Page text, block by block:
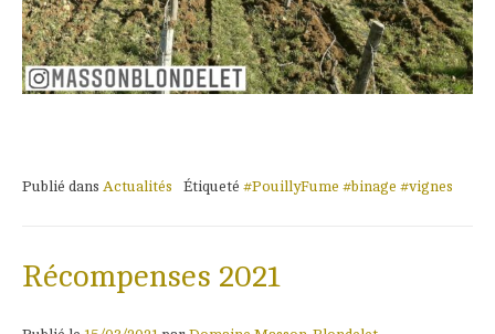
Publié dans Actualités Étiqueté #PouillyFume #binage #vignes
Récompenses 2021